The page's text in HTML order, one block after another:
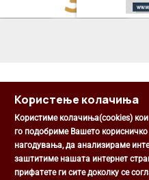
Михаил
Користење колачиња
Користиме колачиња(cookies)
го подобриме Вашето
нагодувања, да анализираме
заштитиме нашата интернет
прифатете ги сите доколку се